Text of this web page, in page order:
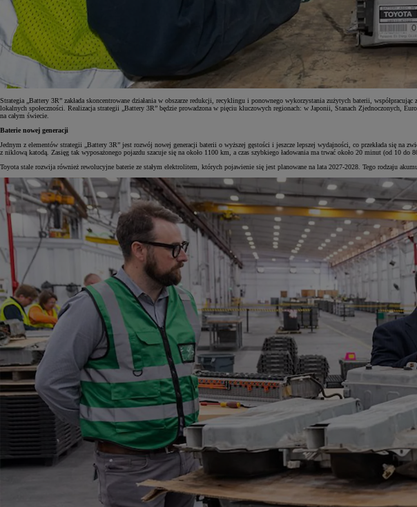
Od
Corolla Hatchback
HYBRID
Strategia „Battery 3R” zakłada skoncentrowane działania w obszarze redukcji, recyklingu i ponownego wykorzystania zużytych baterii,
lokalnych społeczności. Realizacja strategii „Battery 3R” będzie prowadzona w pięciu kluczowych regionach: w Japonii, Stanach Zjednoczonych,
na całym świecie.
Baterie nowej generacji
Jednym z elementów strategii „Battery 3R” jest rozwój nowej generacji baterii o wyższej gęstości i jeszcze lepszej wydajności, co przekłada się na
z niklową katodą. Zasięg tak wyposażonego pojazdu szacuje się na około 1100 km, a czas szybkiego ładowania ma trwać około 20 minut (od 10 do
Toyota stale rozwija również rewolucyjne baterie ze stałym elektrolitem, których pojawienie się jest planowane na lata 2027-2028. Tego rodzaju